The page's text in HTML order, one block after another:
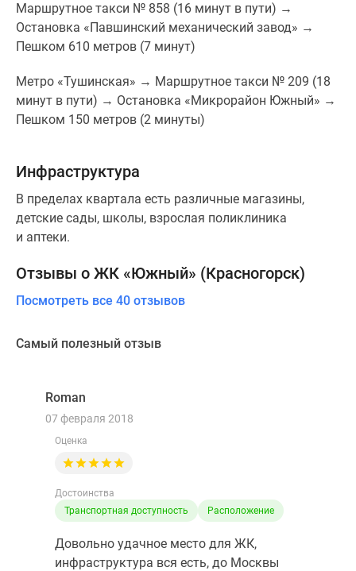
Маршрутное такси № 858 (16 минут в пути) →
Остановка «Павшинский механический завод» →
Пешком 610 метров (7 минут)
Метро «Тушинская» → Маршрутное такси № 209 (18
минут в пути) → Остановка «Микрорайон Южный» →
Пешком 150 метров (2 минуты)
Инфраструктура
В пределах квартала есть различные магазины,
детские сады, школы, взрослая поликлиника
и аптеки.
Отзывы о ЖК «Южный» (Красногорск)
Посмотреть все 40 отзывов
Самый полезный отзыв
Roman
07 февраля 2018
Оценка
Достоинства
Транспортная доступность
Расположение
Довольно удачное место для ЖК,
инфраструктура вся есть, до Москвы